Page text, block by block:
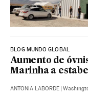
BLOG MUNDO GLOBAL
Aumento de
Marinha a
ANTONIA LABORDE |